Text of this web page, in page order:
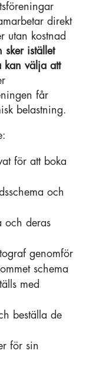
direkt
utan kostnad
sker istället
kan välja att
får
belastning.
för att boka
och
och deras
genomför
schema
med
beställa de
för sin